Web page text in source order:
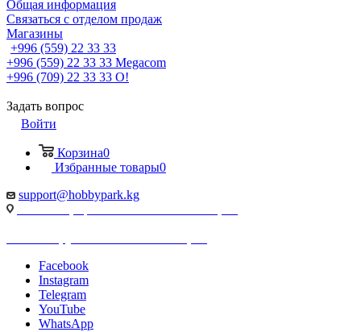
Общая информация
Связаться с отделом продаж
Магазины
+996 (559) 22 33 33
+996 (559) 22 33 33 Megacom
+996 (709) 22 33 33 O!
Задать вопрос
Войти
Корзина0
Избранные товары0
support@hobbypark.kg
Facebook
Instagram
Telegram
YouTube
WhatsApp